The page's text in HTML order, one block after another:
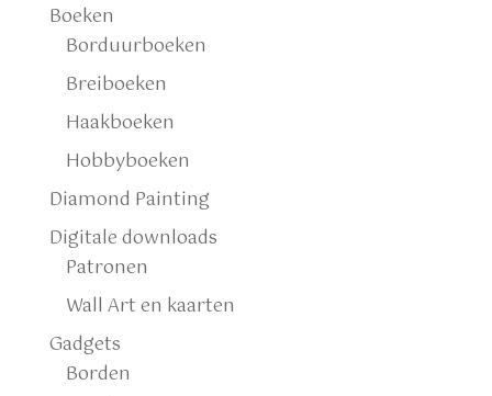
Boeken
Borduurboeken
Breiboeken
Haakboeken
Hobbyboeken
Diamond Painting
Digitale downloads
Patronen
Wall Art en kaarten
Gadgets
Borden